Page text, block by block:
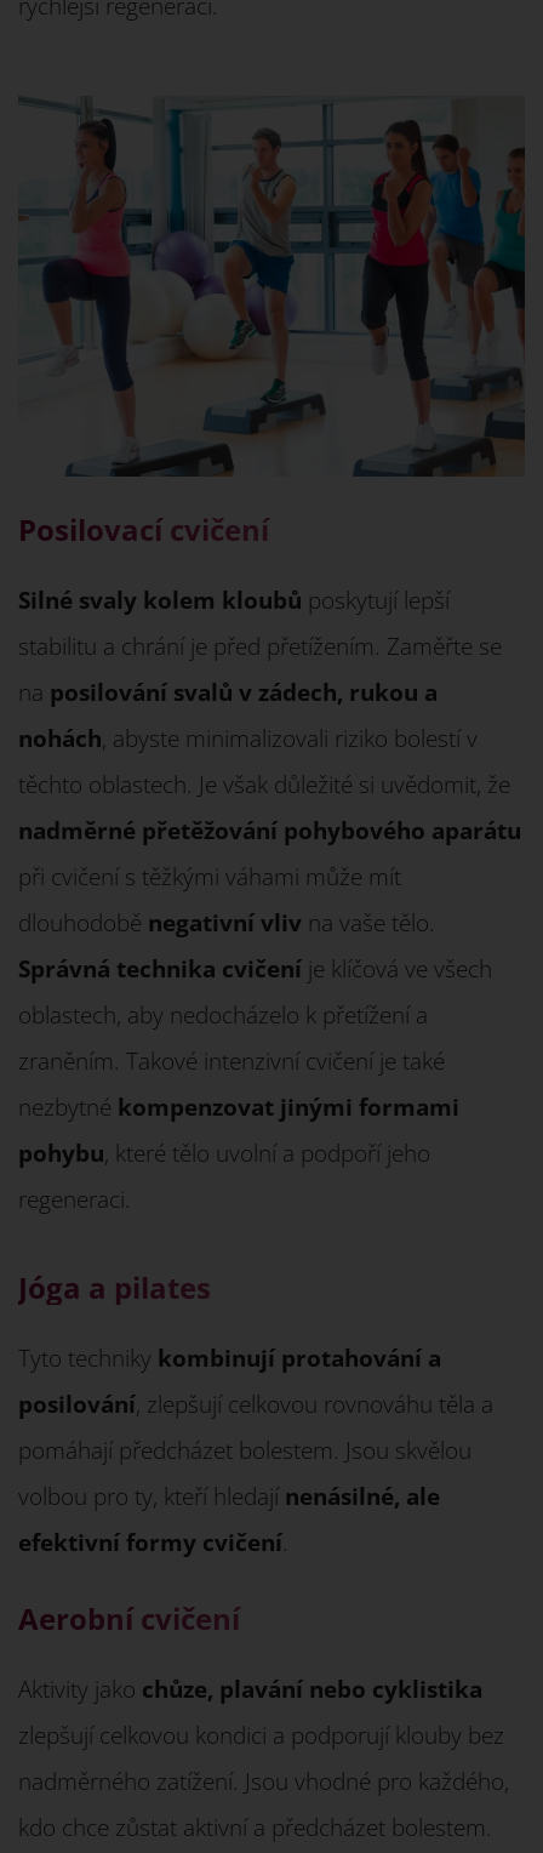
rychlejší regeneraci.
Posilovací cvičení
Silné svaly kolem kloubů poskytují lepší
stabilitu a chrání je před přetížením. Zaměřte se
na posilování svalů v zádech, rukou a
nohách, abyste minimalizovali riziko bolestí v
těchto oblastech. Je však důležité si uvědomit, že
nadměrné přetěžování pohybového aparátu
při cvičení s těžkými váhami může mít
dlouhodobě negativní vliv na vaše tělo.
Správná technika cvičení je klíčová ve všech
oblastech, aby nedocházelo k přetížení a
zraněním. Takové intenzivní cvičení je také
nezbytné kompenzovat jinými formami
pohybu, které tělo uvolní a podpoří jeho
regeneraci.
Jóga a pilates
Tyto techniky kombinují protahování a
posilování, zlepšují celkovou rovnováhu těla a
pomáhají předcházet bolestem. Jsou skvělou
volbou pro ty, kteří hledají nenásilné, ale
efektivní formy cvičení.
Aerobní cvičení
Aktivity jako chůze, plavání nebo cyklistika
zlepšují celkovou kondici a podporují klouby bez
nadměrného zatížení. Jsou vhodné pro každého,
kdo chce zůstat aktivní a předcházet bolestem.